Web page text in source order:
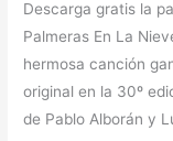
Descarga gratis la
Palmeras En La
hermosa canción
original en la 30º
de Pablo Alborán y
|
Pablo
Alborán
ft.
Lucas